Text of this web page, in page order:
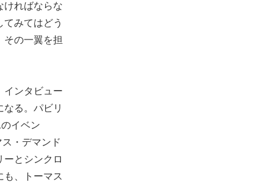
ければならな
みてはどう
その一翼を担
インタビュー
る。パビリ
イベン
・デマンド
とシンクロ
も、トーマス